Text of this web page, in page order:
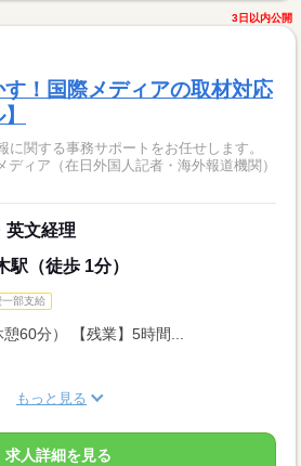
3日以内公開
！国際メディアの取材対応
に関する事務サポートをお任せします。
ィア（在日外国人記者・海外報道機関）
英文経理
駅（徒歩 1分）
一部支給
60分） 【残業】5時間...
もっと見る
求人詳細を見る